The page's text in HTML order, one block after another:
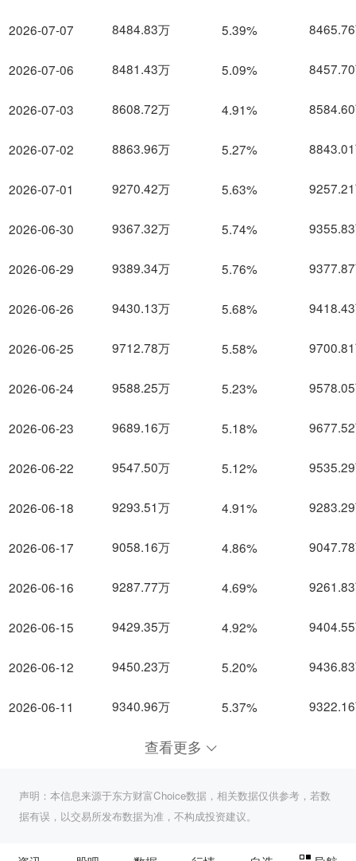
2026-07-07
2026-07-06
2026-07-03
2026-07-02
2026-07-01
2026-06-30
2026-06-29
2026-06-26
2026-06-25
2026-06-24
2026-06-23
2026-06-22
2026-06-18
2026-06-17
2026-06-16
2026-06-15
2026-06-12
2026-06-11
8484.83万 5.39%
8481.43万 5.09%
8608.72万 4.91%
8863.96万 5.27%
9270.42万 5.63%
9367.32万 5.74%
9389.34万 5.76%
9430.13万 5.68%
9712.78万 5.58%
9588.25万 5.23%
9689.16万 5.18%
9547.50万 5.12%
9293.51万 4.91%
9058.16万 4.86%
9287.77万 4.69%
9429.35万 4.92%
9450.23万 5.20%
9340.96万 5.37%
查看更多
声明：本信息来源于东方财富Choice数据，相关数据仅供参考，若数
据有误，以交易所发布数据为准，不构成投资建议。